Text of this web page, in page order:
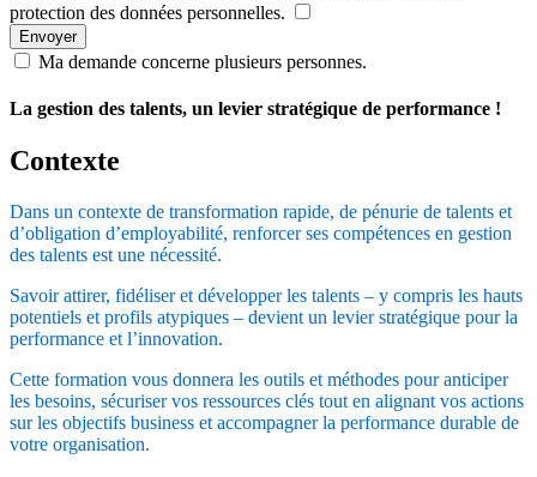
protection des données personnelles.
Envoyer
Ma demande concerne plusieurs personnes.
La gestion des talents, un levier stratégique de performance !
Contexte
Dans un contexte de transformation rapide, de pénurie de talents et
d’obligation d’employabilité, renforcer ses compétences en gestion
des talents est une nécessité.
Savoir attirer, fidéliser et développer les talents – y compris les hauts
potentiels et profils atypiques – devient un levier stratégique pour la
performance et l’innovation.
Cette formation vous donnera les outils et méthodes pour anticiper
les besoins, sécuriser vos ressources clés tout en alignant vos actions
sur les objectifs business et accompagner la performance durable de
votre organisation.